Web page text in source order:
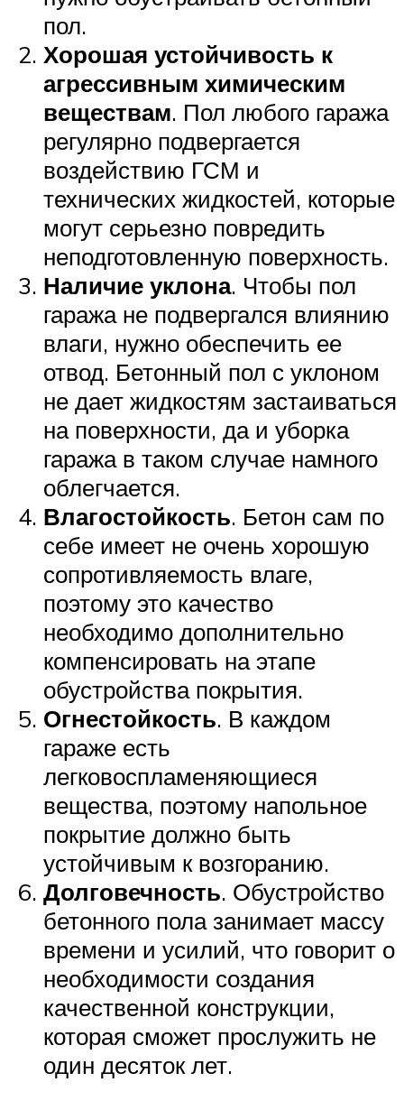
пол.
Хорошая устойчивость к
агрессивным химическим
веществам. Пол любого гаража
регулярно подвергается
воздействию ГСМ и
технических жидкостей, которые
могут серьезно повредить
неподготовленную поверхность.
Наличие уклона. Чтобы пол
гаража не подвергался влиянию
влаги, нужно обеспечить ее
отвод. Бетонный пол с уклоном
не дает жидкостям застаиваться
на поверхности, да и уборка
гаража в таком случае намного
облегчается.
Влагостойкость. Бетон сам по
себе имеет не очень хорошую
сопротивляемость влаге,
поэтому это качество
необходимо дополнительно
компенсировать на этапе
обустройства покрытия.
Огнестойкость. В каждом
гараже есть
легковоспламеняющиеся
вещества, поэтому напольное
покрытие должно быть
устойчивым к возгоранию.
Долговечность. Обустройство
бетонного пола занимает массу
времени и усилий, что говорит о
необходимости создания
качественной конструкции,
которая сможет прослужить не
один десяток лет.